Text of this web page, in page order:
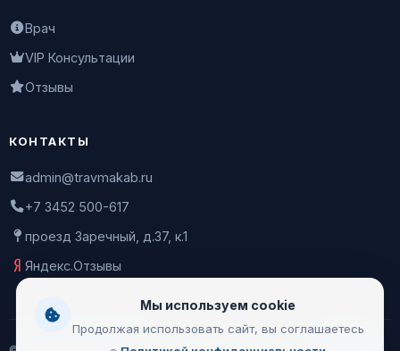
Врач
VIP Консультации
Отзывы
КОНТАКТЫ
admin@travmakab.ru
+7 3452 500-617
проезд Заречный, д.37, к.1
Яндекс.Отзывы
Мы используем cookie
Продолжая использовать сайт, вы соглашаетесь